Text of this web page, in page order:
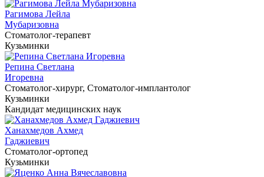
Рагимова Лейла
Мубаризовна
Cтоматолог-терапевт
Кузьминки
Репина Светлана
Игоревна
Cтоматолог-хирург, Cтоматолог-имплантолог
Кузьминки
Кандидат медицинских наук
Ханахмедов Ахмед
Гаджиевич
Cтоматолог-ортопед
Кузьминки